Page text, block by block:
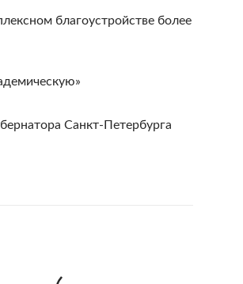
благоустройстве более
Санкт-Петербурга